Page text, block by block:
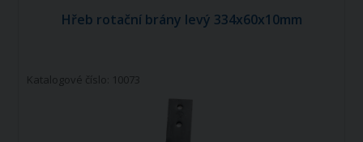
Hřeb rotační brány levý 334x60x10mm
Katalogové číslo: 10073